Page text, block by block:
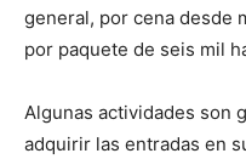
general, por cena desde
por paquete de seis mil
Algunas actividades son
adquirir las entradas en